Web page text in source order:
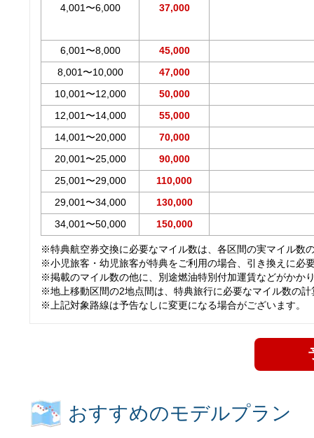
4,001〜6,000 37,000
6,001〜8,000 45,000
8,001〜10,000 47,000
10,001〜12,000 50,000
12,001〜14,000 55,000
14,001〜20,000 70,000
20,001〜25,000 90,000
25,001〜29,000 110,000
29,001〜34,000 130,000
34,001〜50,000 150,000
※特典航空券交換に必要なマイル数は、各区間の実マイル数
※小児旅客・幼児旅客が特典をご利用の場合、引き換えに必
※掲載のマイル数の他に、別途燃油特別付加運賃などがかか
※地上移動区間の2地点間は、特典旅行に必要なマイル数の
※上記対象路線は予告なしに変更になる場合がございます。
おすすめのモデルプラン